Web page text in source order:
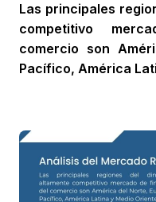
Las principales
competitivo
comercio son
Pacífico, América